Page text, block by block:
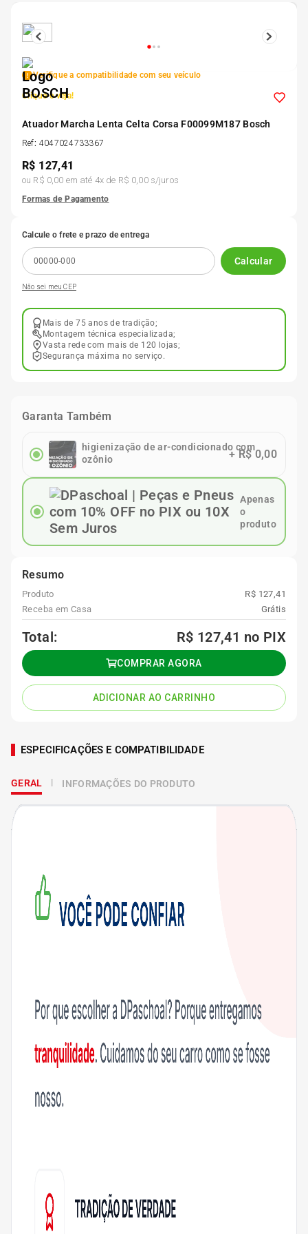
Verifique a compatibilidade com seu veículo
Clique e veja!
Atuador Marcha Lenta Celta Corsa F00099M187 Bosch
Ref: 4047024733367
R$ 127,41
ou R$ 0,00 em até 4x de R$ 0,00s/juros
Formas de Pagamento
Calcule o frete e prazo de entrega
Calcular
Não sei meu CEP
Mais de 75 anos de tradição;
Montagem técnica especializada;
Vasta rede com mais de 120 lojas;
Segurança máxima no serviço.
Garanta Também
higienização de ar-condicionado com
ozônio
+R$ 0,00
Apenas
o
produto
Resumo
Produto
R$ 127,41
Receba em Casa
Grátis
Total: R$ 127,41 no PIX
COMPRAR AGORA
ADICIONAR AO CARRINHO
ESPECIFICAÇÕES E COMPATIBILIDADE
GERAL INFORMAÇÕES DO PRODUTO
5º
7
8º 195 55r15
9º 175 65 14